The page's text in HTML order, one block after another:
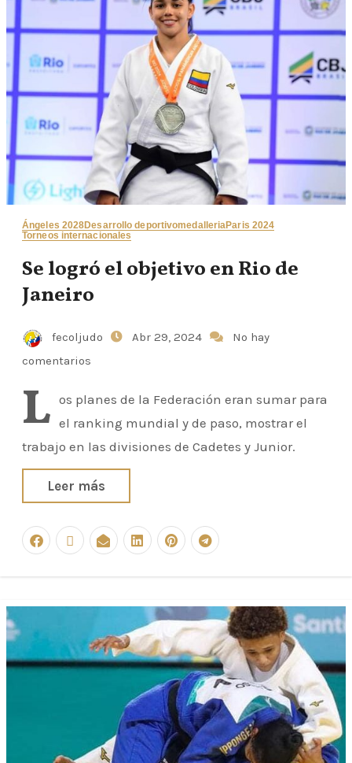
Ángeles 2028Desarrollo deportivomedalleriaParis 2024
Torneos internacionales
Se logró el objetivo en Rio de
Janeiro
fecoljudo Abr 29, 2024
No hay
comentarios
L os planes de la Federación eran sumar para
el ranking mundial y de paso, mostrar el
trabajo en las divisiones de Cadetes y Junior.
Leer más